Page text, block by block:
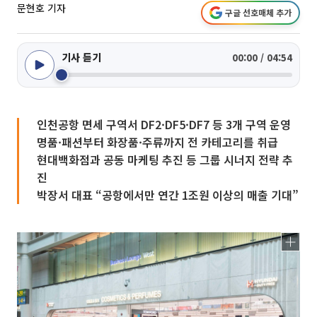
문현호 기자 구글 선호매체 추가
기사 듣기 00:00 / 04:54
인천공항 면세 구역서 DF2·DF5·DF7 등 3개 구역 운영
명품·패션부터 화장품·주류까지 전 카테고리를 취급
현대백화점과 공동 마케팅 추진 등 그룹 시너지 전략 추
진
박장서 대표 “공항에서만 연간 1조원 이상의 매출 기대”